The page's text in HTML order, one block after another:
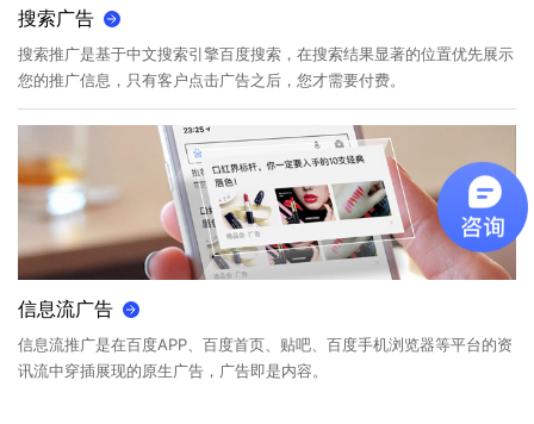
搜索广告
搜索推广是基于中文搜索引擎百度搜索，在搜索结果显著的位置优先展示
您的推广信息，只有客户点击广告之后，您才需要付费。
信息流广告
信息流推广是在百度APP、百度首页、贴吧、百度手机浏览器等平台的资
讯流中穿插展现的原生广告，广告即是内容。